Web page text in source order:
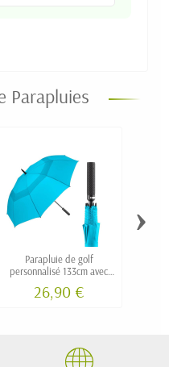
Parapluies
Parapluie de golf
personnalisé 133cm avec
double toit "'LOPTA"
26,90 €
›